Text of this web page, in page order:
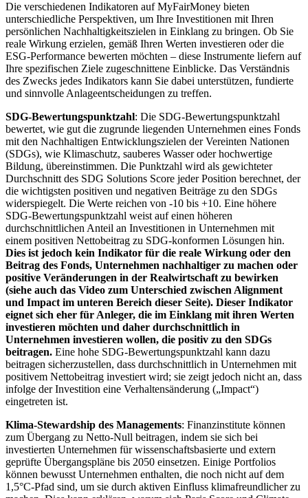
Die verschiedenen Indikatoren auf MyFairMoney bieten
unterschiedliche Perspektiven, um Ihre Investitionen mit Ihren
persönlichen Nachhaltigkeitszielen in Einklang zu bringen. Ob Sie
reale Wirkung erzielen, gemäß Ihren Werten investieren oder die
ESG-Performance bewerten möchten – diese Instrumente liefern auf
Ihre spezifischen Ziele zugeschnittene Einblicke. Das Verständnis
des Zwecks jedes Indikators kann Sie dabei unterstützen, fundierte
und sinnvolle Anlageentscheidungen zu treffen.
SDG-Bewertungspunktzahl: Die SDG-Bewertungspunktzahl
bewertet, wie gut die zugrunde liegenden Unternehmen eines Fonds
mit den Nachhaltigen Entwicklungszielen der Vereinten Nationen
(SDGs), wie Klimaschutz, sauberes Wasser oder hochwertige
Bildung, übereinstimmen. Die Punktzahl wird als gewichteter
Durchschnitt des SDG Solutions Score jeder Position berechnet, der
die wichtigsten positiven und negativen Beiträge zu den SDGs
widerspiegelt. Die Werte reichen von -10 bis +10. Eine höhere
SDG-Bewertungspunktzahl weist auf einen höheren
durchschnittlichen Anteil an Investitionen in Unternehmen mit
einem positiven Nettobeitrag zu SDG-konformen Lösungen hin.
Dies ist jedoch kein Indikator für die reale Wirkung oder den
Beitrag des Fonds, Unternehmen nachhaltiger zu machen oder
positive Veränderungen in der Realwirtschaft zu bewirken
(siehe auch das Video zum Unterschied zwischen Alignment
und Impact im unteren Bereich dieser Seite). Dieser Indikator
eignet sich eher für Anleger, die im Einklang mit ihren Werten
investieren möchten und daher durchschnittlich in
Unternehmen investieren wollen, die positiv zu den SDGs
beitragen. Eine hohe SDG-Bewertungspunktzahl kann dazu
beitragen sicherzustellen, dass durchschnittlich in Unternehmen mit
positivem Nettobeitrag investiert wird; sie zeigt jedoch nicht an, dass
infolge der Investition eine Verhaltensänderung („Impact“)
eingetreten ist.
Klima-Stewardship des Managements: Finanzinstitute können
zum Übergang zu Netto-Null beitragen, indem sie sich bei
investierten Unternehmen für wissenschaftsbasierte und extern
geprüfte Übergangspläne bis 2050 einsetzen. Einige Portfolios
können bewusst Unternehmen enthalten, die noch nicht auf dem
1,5°C-Pfad sind, um sie durch aktiven Einfluss klimafreundlicher zu